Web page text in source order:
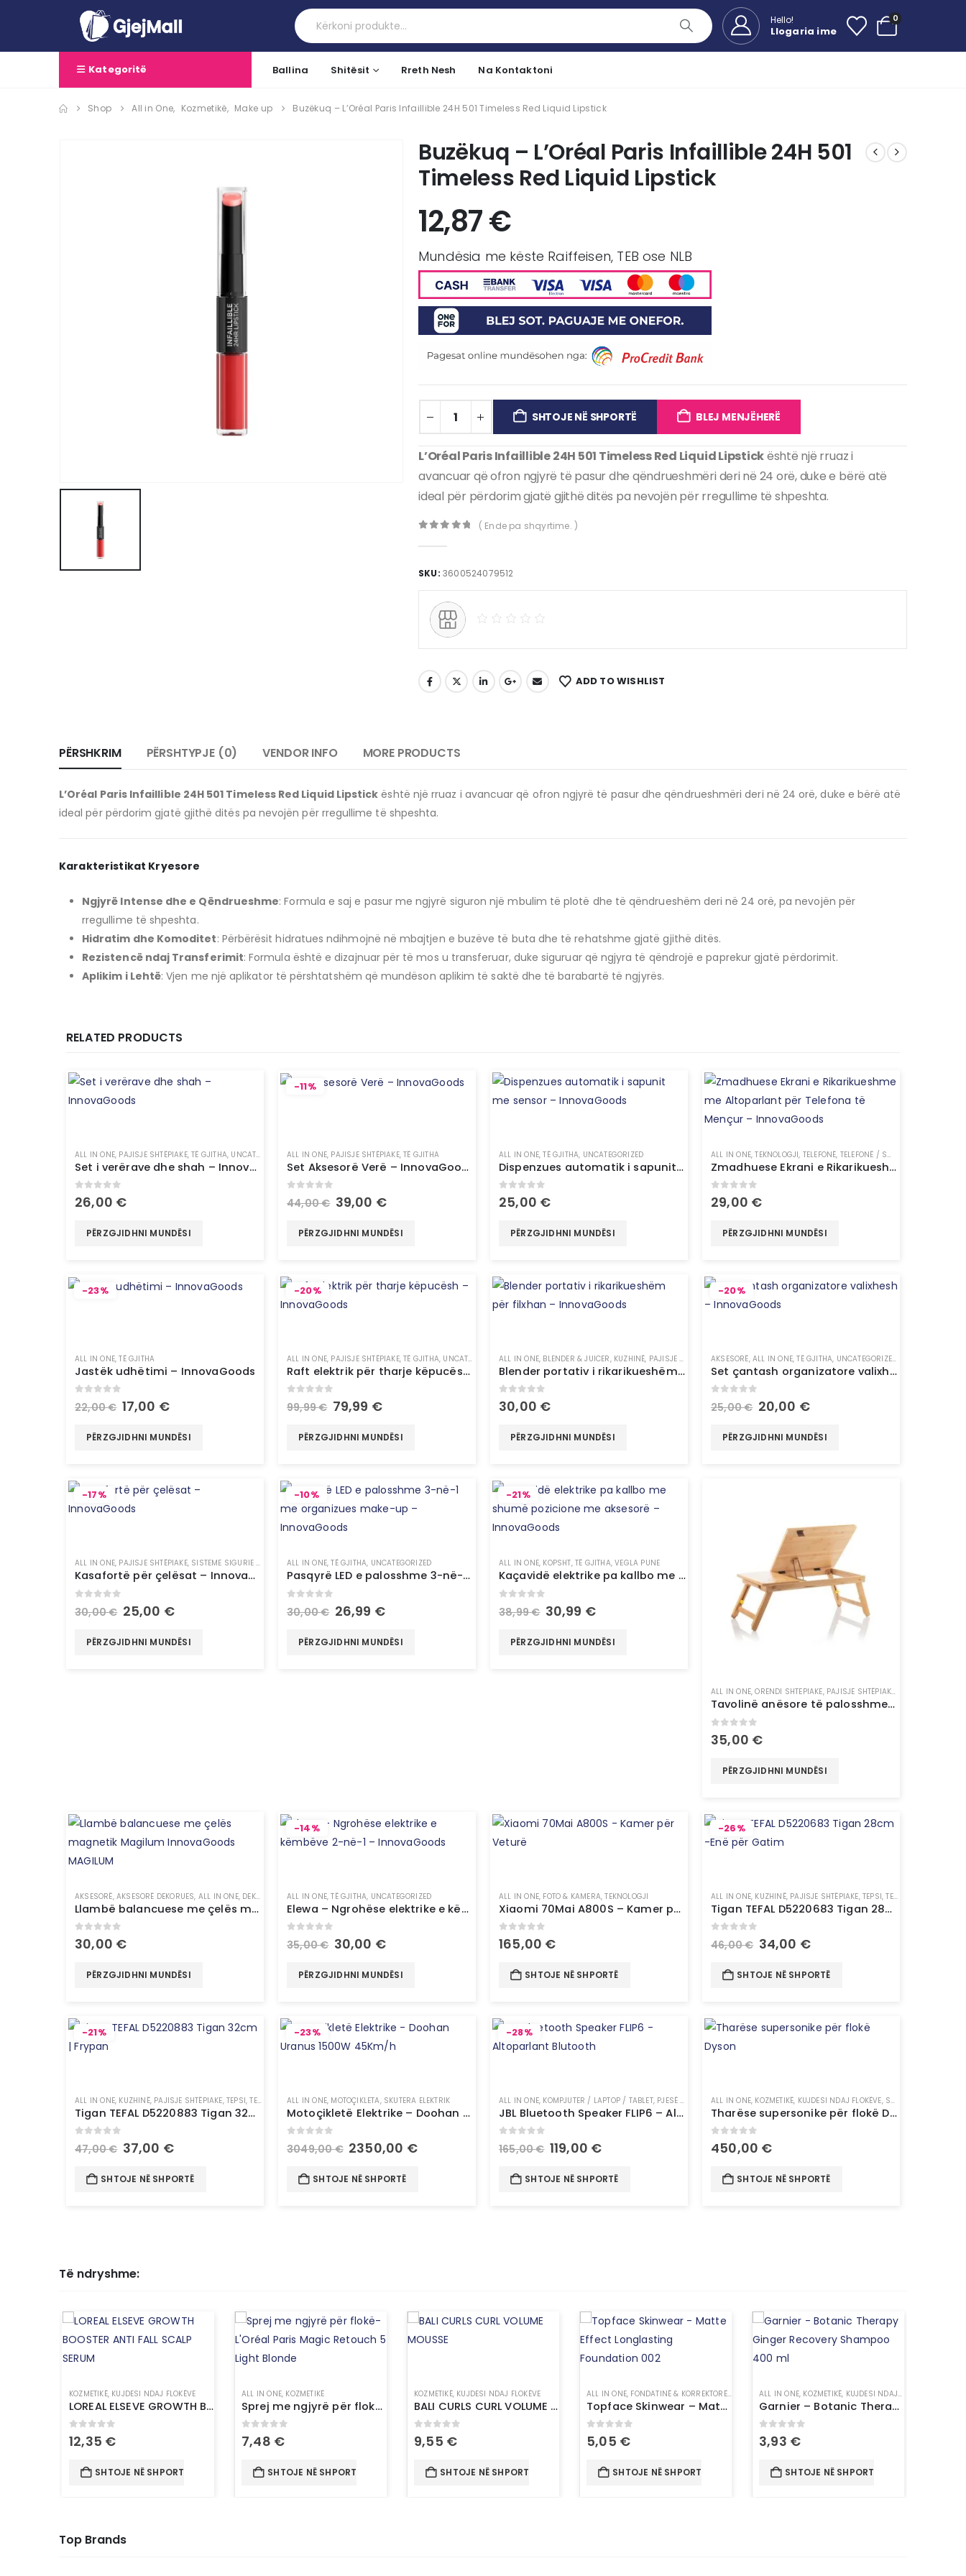
Hello!
Llogaria ime
0
Kategoritë Ballina Shitësit Rreth Nesh Na Kontaktoni
Shop All in One, Kozmetikë, Make up Buzëkuq – L’Oréal Paris Infaillible 24H 501 Timeless Red Liquid Lipstick
Buzëkuq – L’Oréal Paris Infaillible 24H 501
Timeless Red Liquid Lipstick
12,87€
Mundësia me këste Raiffeisen, TEB ose NLB
SHTOJE NË SHPORTË BLEJ MENJËHERË
L’Oréal Paris Infaillible 24H 501 Timeless Red Liquid Lipstickështë një rruaz i
avancuar që ofron ngjyrë të pasur dhe qëndrueshmëri deri në 24 orë, duke e bërë atë
ideal për përdorim gjatë gjithë ditës pa nevojën për rregullime të shpeshta.
( Ende pa shqyrtime. )
SKU: 3600524079512
ADD TO WISHLIST
PËRSHKRIM PËRSHTYPJE (0) VENDOR INFO MORE PRODUCTS
L’Oréal Paris Infaillible 24H 501 Timeless Red Liquid Lipstick është një rruaz i avancuar që ofron ngjyrë të pasur dhe qëndrueshmëri deri në 24 orë, duke e bërë atë
ideal për përdorim gjatë gjithë ditës pa nevojën për rregullime të shpeshta.
Karakteristikat Kryesore
Ngjyrë Intense dhe e Qëndrueshme:Formula e saj e pasur me ngjyrë siguron një mbulim të plotë dhe të qëndrueshëm deri në 24 orë, pa nevojën për
rregullime të shpeshta.
Hidratim dhe Komoditet: Përbërësit hidratues ndihmojnë në mbajtjen e buzëve të buta dhe të rehatshme gjatë gjithë ditës.
Rezistencë ndaj Transferimit:Formula është e dizajnuar për të mos u transferuar, duke siguruar që ngjyra të qëndrojë e paprekur gjatë përdorimit.
Aplikim i Lehtë:Vjen me një aplikator të përshtatshëm që mundëson aplikim të saktë dhe të barabartë të ngjyrës.
RELATED PRODUCTS
ALL IN ONE, PAJISJE SHTËPIAKE,TË GJITHA, UNCATEGORIZED
Set i verërave dhe shah – InnovaGoods
0 out of 5
26,00 €
PËRZGJIDHNI MUNDËSI
-11%
ALL IN ONE, PAJISJE SHTËPIAKE,TË GJITHA
Set Aksesorë Verë – InnovaGoods
out of 5
44,00€ 39,00 €
PËRZGJIDHNI MUNDËSI
ALL IN ONE,TË GJITHA, UNCATEGORIZED
Dispenzues automatik i sapunit me sensor – InnovaGoods
0 out of 5
25,00 €
PËRZGJIDHNI MUNDËSI
ALL IN ONE,TEKNOLOGJI, TELEFONË, TELEFONË / SMARTWATCH
Zmadhuese Ekrani e Rikarikueshme me Altoparlant për Telefona të Mençur – InnovaGoods
0 out of 5
29,00 €
PËRZGJIDHNI MUNDËSI
-23%
ALL IN ONE,TË GJITHA
Jastëk udhëtimi – InnovaGoods
out of 5
22,00€ 17,00 €
PËRZGJIDHNI MUNDËSI
-20%
ALL IN ONE, PAJISJE SHTËPIAKE,TË GJITHA, UNCATEGORIZED
Raft elektrik për tharje këpucësh – InnovaGoods
out of 5
99,99€ 79,99 €
PËRZGJIDHNI MUNDËSI
ALL IN ONE, BLENDER & JUICER, KUZHINË, PAJISJE SHTËPIAKE
Blender portativ i rikarikueshëm për filxhan – InnovaGoods
0 out of 5
30,00 €
PËRZGJIDHNI MUNDËSI
-20%
AKSESORË,ALL IN ONE,TË GJITHA, UNCATEGORIZED
Set çantash organizatore valixhesh – InnovaGoods
out of 5
25,00€ 20,00 €
PËRZGJIDHNI MUNDËSI
-17%
ALL IN ONE, PAJISJE SHTËPIAKE, SISTEME SIGURIE & SMART HOME ,TË GJITHA,TEKNOLOGJI,UNCATEGORIZED
Kasafortë për çelësat – InnovaGoods
30,00€ 25,00 €
PËRZGJIDHNI MUNDËSI
-10%
ALL IN ONE,TË GJITHA, UNCATEGORIZED
Pasqyrë LED e palosshme 3-në-1 me organizues make-up – InnovaGoods
30,00€ 26,99 €
PËRZGJIDHNI MUNDËSI
-21%
ALL IN ONE, KOPSHT,TË GJITHA,VEGLA PUNE
Kaçavidë elektrike pa kallbo me shumë pozicione me aksesorë – InnovaGoods
out of 5
38,99€ 30,99 €
PËRZGJIDHNI MUNDËSI
ALL IN ONE,ORENDI SHTEPIAKE, PAJISJE SHTËPIAKE
Tavolinë anësore të palosshme bambu – InnovaGoods
0 out of 5
35,00 €
PËRZGJIDHNI MUNDËSI
AKSESORË,AKSESORË DEKORUES, ALL IN ONE, DEKORE LLAMPË ,NDRIÇUES,PAJISJE SHTËPIAKE,TË GJITHA
Llambë balancuese me çelës magnetik Magilum InnovaGoods MAGILUM
0 out of 5
30,00 €
PËRZGJIDHNI MUNDËSI
-14%
ALL IN ONE,TË GJITHA, UNCATEGORIZED
Elewa – Ngrohëse elektrike e këmbëve 2-në-1 – InnovaGoods
out of 5
35,00€ 30,00 €
PËRZGJIDHNI MUNDËSI
ALL IN ONE, FOTO & KAMERA,TEKNOLOGJI
Xiaomi 70Mai A800S – Kamer për Veturë
0out of 5
165,00 €
SHTOJE NË SHPORTË
-26%
ALL IN ONE, KUZHINË, PAJISJE SHTËPIAKE,TEPSI, TENXHERE & TIGAN
Tigan TEFAL D5220683 Tigan 28cm -Enë për Gatim
out of 5
46,00€ 34,00 €
SHTOJE NË SHPORTË
-21%
ALL IN ONE, KUZHINË, PAJISJE SHTËPIAKE,TEPSI, TENXHERE & TIGAN
Tigan TEFAL D5220883 Tigan 32cm | Frypan
out of 5
47,00€ 37,00 €
SHTOJE NË SHPORTË
-23%
ALL IN ONE, MOTOÇIKLETA, SKUTERA ELEKTRIK
Motoçikletë Elektrike – Doohan Uranus 1500W 45Km/h
3049,00€ 2350,00 €
SHTOJE NË SHPORTË
-28%
ALL IN ONE, KOMPJUTER / LAPTOP / TABLET, PJESË PËR KOMPJUTER ,TEKNOLOGJI
JBL Bluetooth Speaker FLIP6 – Altoparlant Blutooth
out of 5
165,00€ 119,00 €
SHTOJE NË SHPORTË
ALL IN ONE, KOZMETIKË, KUJDESI NDAJ FLOKËVE, STILUES FLOKËSH
Tharëse supersonike për flokë Dyson
out of 5
450,00 €
SHTOJE NË SHPORTË
Të ndryshme:
KOZMETIKË, KUJDESI NDAJ FLOKËVE
LOREAL ELSEVE GROWTH BOOSTER ANTI FALL SCALP SERUM
0out of 5
12,35 €
SHTOJE NË SHPORTË
ALL IN ONE, KOZMETIKË
Sprej me ngjyrë për flokë-L’Oréal Paris Magic Retouch 5 Light Blonde
0out of 5
7,48 €
SHTOJE NË SHPORTË
KOZMETIKË, KUJDESI NDAJ FLOKËVE
BALI CURLS CURL VOLUME MOUSSE
0 out of 5
9,55 €
SHTOJE NË SHPORTË
ALL IN ONE, FONDATINË & KORREKTORË, KOZMETIKË, MAKE UP
Topface Skinwear – Matte Effect Longlasting Foundation 002
0out of 5
5,05 €
SHTOJE NË SHPORTË
ALL IN ONE, KOZMETIKË, KUJDESI NDAJ FLOKËVE
Garnier – Botanic Therapy Ginger Recovery Shampoo 400 ml
0 out of 5
3,93 €
SHTOJE NË SHPORTË
Top Brands